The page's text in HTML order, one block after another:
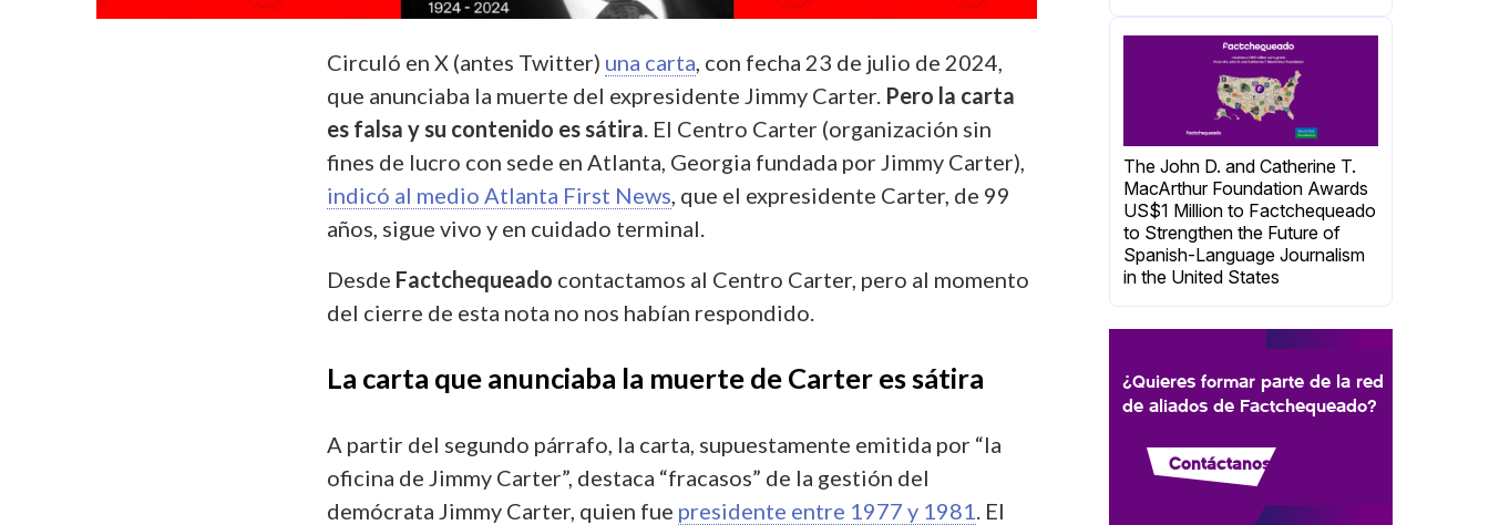
Circuló en X (antes Twitter) una carta , con fecha 23 de julio de 2024,
que anunciaba la muerte del expresidente Jimmy Carter. Pero la carta
es falsa y su contenido es sátira . El Centro Carter (organización sin
fines de lucro con sede en Atlanta, Georgia fundada por Jimmy Carter),
indicó al medio Atlanta First News , que el expresidente Carter, de 99
años, sigue vivo y en cuidado terminal.
Desde Factchequeado contactamos al Centro Carter, pero al momento
del cierre de esta nota no nos habían respondido.
La carta que anunciaba la muerte de Carter es sátira
A partir del segundo párrafo, la carta, supuestamente emitida por “la
oficina de Jimmy Carter”, destaca “fracasos” de la gestión del
demócrata Jimmy Carter, quien fue presidente entre 1977 y 1981 . El
The John D. and Catherine T.
MacArthur Foundation Awards
US$1 Million to Factchequeado
to Strengthen the Future of
Spanish-Language Journalism
in the United States
¿Quieres formar parte de la red
de aliados de Factchequeado?
Contáctanos